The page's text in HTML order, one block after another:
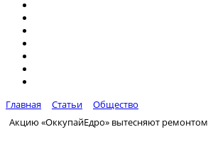
Главная Статьи
Общество
Акцию «ОккупайЕдро» вытесняют ремонтом